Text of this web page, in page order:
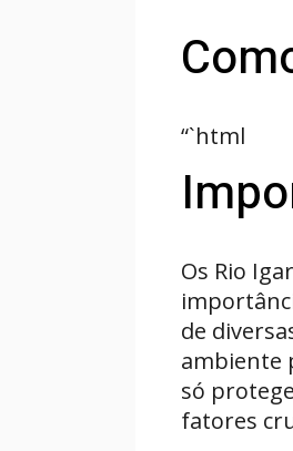
“`html
Os Rio
de
ambiente
só
fatores